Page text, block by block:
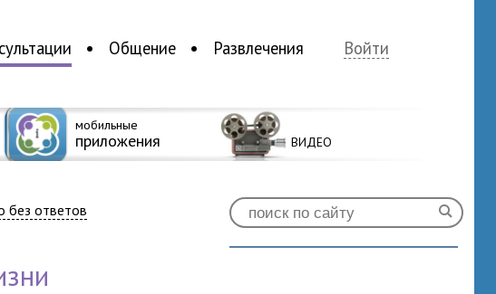
Общение Развлечения Войти
мобильные
приложения ВИДЕО
без ответов